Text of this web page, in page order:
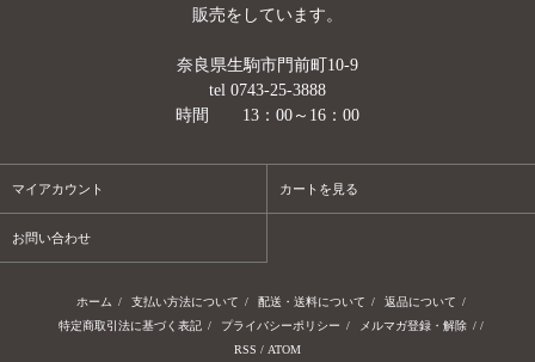
販売をしています。
奈良県生駒市門前町10-9
tel 0743-25-3888
時間 13：00～16：00
マイアカウント カートを見る
お問い合わせ
ホーム / 支払い方法について / 配送・送料について / 返品について /
特定商取引法に基づく表記 / プライバシーポリシー / メルマガ登録・解除 / /
RSS / ATOM